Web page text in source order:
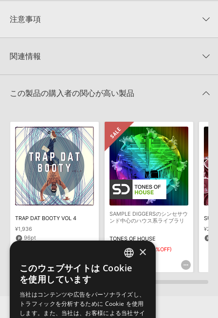
★★★★★
★5
★4
★1
注意事項
KONTAKTフォーマットは、
でお使いいただけます。無償版のKONTAKT PLAYERではお使いい
4GBを超えるデータに関するご注意：FAT32でフォーマットされた
きます際には、NTFSやHFS＋でフォーマットされたHDDをご用意
いただく必要がございます。
製品の購入手続き完了後、受注確認メールとシリアルナンバーをお
知らせするメールの2通が送信されます。メールに記載されており
ます説明に沿って、製品のダウンロード／導入を行って下さい。
サンプルパック製品には、原則として日本語版操作マニュアルをご
用意しておりません。ご購入後のご不明点や詳細に関するお問い合
わせなどはテクニカルサポート
までご連絡ください。
デモソングは、製品収録サウンドを使ってできることを紹介するた
めのデモンストレーション用の楽曲です。原則として、デモソング
そのものをお使いいただくことはできません。また、デモソングを
構成する全てのサウンドが、サンプルパックに含まれていることを
ダウンロード製品という性質上、一切の返品・返金はお受け付け致
しかねます。
関連情報
この製品の購入者の関心が高い製品
TRAP DAT BOOTY VOL 4
¥1,936
96pt
SAMPLE DIGGERSのシンセサウ
ンド中心のハウス系ライブラリ
TONES OF HOUSE
¥6,369 ¥4,458(30%OFF)
133pt
ENGLISH
×
このウェブサイトは Cookie
を使用しています
当社はコンテンツや広告をパーソナライズし、
トラフィックを分析するために Cookie を使用
します。また、当社は、お客様による当社サイ